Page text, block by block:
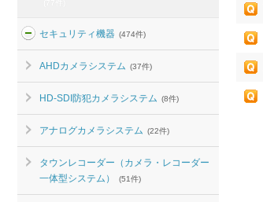
セキュリティ機器 (474件)
AHDカメラシステム (37件)
HD-SDI防犯カメラシステム (8件)
アナログカメラシステム (22件)
タウンレコーダー（カメラ・レコーダー
一体型システム）
(51件)